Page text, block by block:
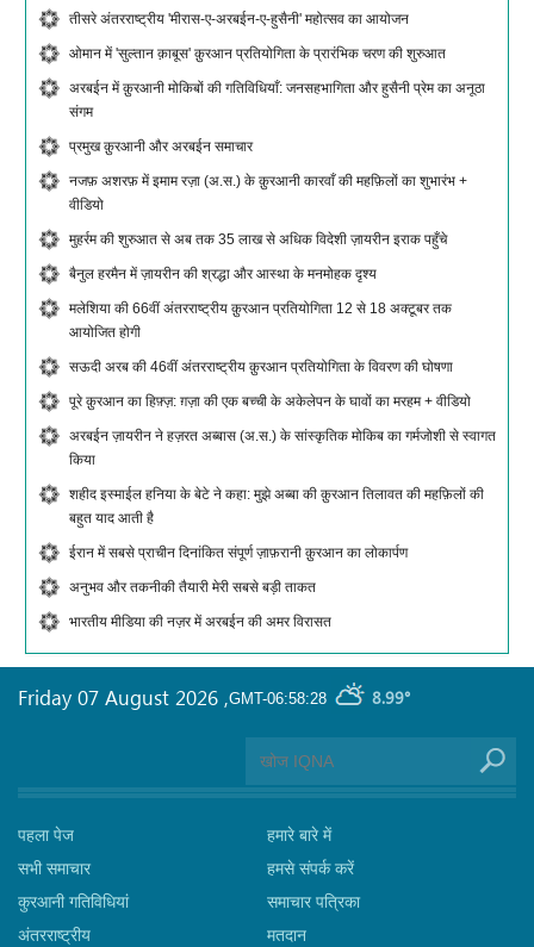
तीसरे अंतरराष्ट्रीय 'मीरास-ए-अरबईन-ए-हुसैनी' महोत्सव का आयोजन
ओमान में 'सुल्तान क़ाबूस' क़ुरआन प्रतियोगिता के प्रारंभिक चरण की शुरुआत
अरबईन में क़ुरआनी मोकिबों की गतिविधियाँ: जनसहभागिता और हुसैनी प्रेम का अनूठा
संगम
प्रमुख क़ुरआनी और अरबईन समाचार
नजफ़ अशरफ़ में इमाम रज़ा (अ.स.) के क़ुरआनी कारवाँ की महफ़िलों का शुभारंभ +
वीडियो
मुहर्रम की शुरुआत से अब तक 35 लाख से अधिक विदेशी ज़ायरीन इराक पहुँचे
बैनुल हरमैन में ज़ायरीन की श्रद्धा और आस्था के मनमोहक दृश्य
मलेशिया की 66वीं अंतरराष्ट्रीय क़ुरआन प्रतियोगिता 12 से 18 अक्टूबर तक
आयोजित होगी
सऊदी अरब की 46वीं अंतरराष्ट्रीय क़ुरआन प्रतियोगिता के विवरण की घोषणा
पूरे क़ुरआन का हिफ़्ज़: ग़ज़ा की एक बच्ची के अकेलेपन के घावों का मरहम + वीडियो
अरबईन ज़ायरीन ने हज़रत अब्बास (अ.स.) के सांस्कृतिक मोकिब का गर्मजोशी से स्वागत
किया
शहीद इस्माईल हनिया के बेटे ने कहा: मुझे अब्बा की क़ुरआन तिलावत की महफ़िलों की
बहुत याद आती है
ईरान में सबसे प्राचीन दिनांकित संपूर्ण ज़ाफ़रानी क़ुरआन का लोकार्पण
अनुभव और तकनीकी तैयारी मेरी सबसे बड़ी ताकत
भारतीय मीडिया की नज़र में अरबईन की अमर विरासत
GMT-06:58:28 8.99°
Friday 07 August 2026 ,
पहला पेज
सभी समाचार
कुरआनी गतिविधियां
अंतरराष्ट्रीय
हमारे बारे में
हमसे संपर्क करें
समाचार पत्रिका
मतदान